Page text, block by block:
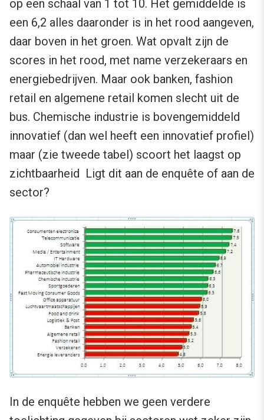
op een schaal van 1 tot 10. Het gemiddelde is
een 6,2 alles daaronder is in het rood aangeven,
daar boven in het groen. Wat opvalt zijn de
scores in het rood, met name verzekeraars en
energiebedrijven. Maar ook banken, fashion
retail en algemene retail komen slecht uit de
bus. Chemische industrie is bovengemiddeld
innovatief (dan wel heeft een innovatief profiel)
maar (zie tweede tabel) scoort het laagst op
zichtbaarheid Ligt dit aan de enquête of aan de
sector?
In de enquête hebben we geen verdere